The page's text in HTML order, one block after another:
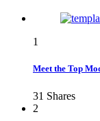
1
Meet the Top
31 Shares
2